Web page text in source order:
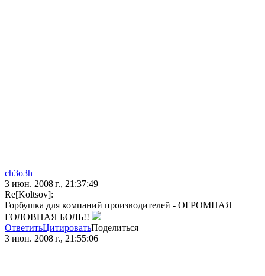
ch3o3h
3 июн. 2008 г., 21:37:49
Re[Koltsov]:
Горбушка для компаний производителей - ОГРОМНАЯ
ГОЛОВНАЯ БОЛЬ!!
ОтветитьЦитироватьПоделиться
3 июн. 2008 г., 21:55:06